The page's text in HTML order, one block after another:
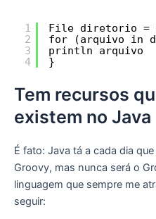
1
2
3
4
File diretorio =
for (arquivo in
println arquivo
}
Tem recursos
existem no Java
É fato: Java tá a cada dia
Groovy, mas nunca será o
linguagem que sempre me
seguir: